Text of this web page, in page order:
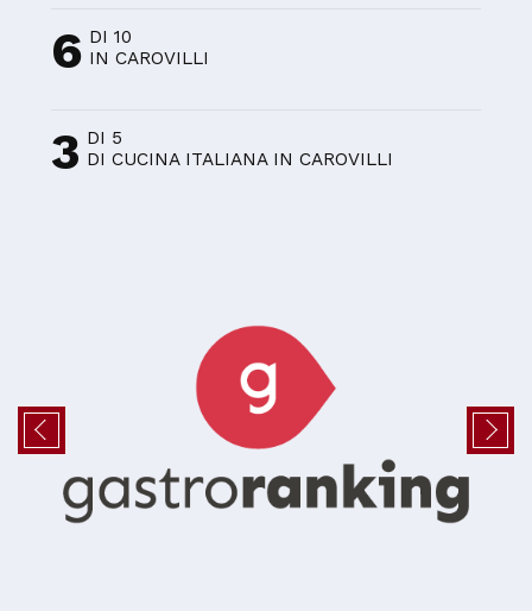
6 DI 10
IN CAROVILLI
3 DI 5
DI CUCINA ITALIANA IN CAROVILLI